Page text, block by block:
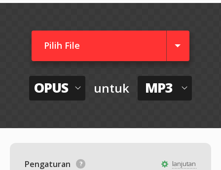
Pilih File
OPUS untuk MP3
lanjutan
Pengaturan